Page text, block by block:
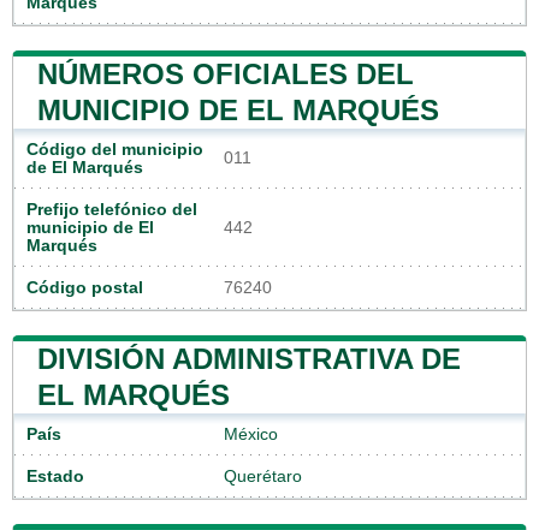
NÚMEROS OFICIALES DEL
MUNICIPIO DE EL MARQUÉS
Código del municipio
de El Marqués
011
Prefijo telefónico del
municipio de El
Marqués
442
Código postal 76240
DIVISIÓN ADMINISTRATIVA DE
EL MARQUÉS
País México
Estado Querétaro